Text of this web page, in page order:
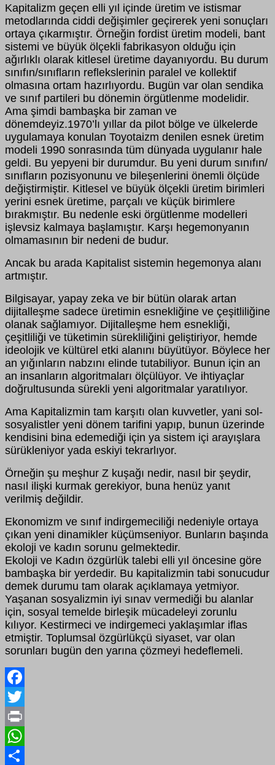
Kapitalizm geçen elli yıl içinde üretim ve istismar
metodlarında ciddi değişimler geçirerek yeni sonuçları
ortaya çıkarmıştır. Örneğin fordist üretim modeli, bant
sistemi ve büyük ölçekli fabrikasyon olduğu için
ağırlıklı olarak kitlesel üretime dayanıyordu. Bu durum
sınıfın/sınıfların reflekslerinin paralel ve kollektif
olmasına ortam hazırlıyordu. Bugün var olan sendika
ve sınıf partileri bu dönemin örgütlenme modelidir.
Ama şimdi bambaşka bir zaman ve
dönemdeyiz.1970’lı yıllar da pilot bölge ve ülkelerde
uygulamaya konulan Toyotaizm denilen esnek üretim
modeli 1990 sonrasında tüm dünyada uygulanır hale
geldi. Bu yepyeni bir durumdur. Bu yeni durum sınıfın/
sınıfların pozisyonunu ve bileşenlerini önemli ölçüde
değiştirmiştir. Kitlesel ve büyük ölçekli üretim birimleri
yerini esnek üretime, parçalı ve küçük birimlere
bırakmıştır. Bu nedenle eski örgütlenme modelleri
işlevsiz kalmaya başlamıştır. Karşı hegemonyanın
olmamasının bir nedeni de budur.
Ancak bu arada Kapitalist sistemin hegemonya alanı
artmıştır.
Bilgisayar, yapay zeka ve bir bütün olarak artan
dijitalleşme sadece üretimin esnekliğine ve çeşitliliğine
olanak sağlamıyor. Dijitalleşme hem esnekliği,
çeşitliliği ve tüketimin sürekliliğini geliştiriyor, hemde
ideolojik ve kültürel etki alanını büyütüyor. Böylece her
an yığınların nabzını elinde tutabiliyor. Bunun için an
an insanların algoritmaları ölçülüyor. Ve ihtiyaçlar
doğrultusunda sürekli yeni algoritmalar yaratılıyor.
Ama Kapitalizmin tam karşıtı olan kuvvetler, yani sol-
sosyalistler yeni dönem tarifini yapıp, bunun üzerinde
kendisini bina edemediği için ya sistem içi arayışlara
sürükleniyor yada eskiyi tekrarlıyor.
Örneğin şu meşhur Z kuşağı nedir, nasıl bir şeydir,
nasıl ilişki kurmak gerekiyor, buna henüz yanıt
verilmiş değildir.
Ekonomizm ve sınıf indirgemeciliği nedeniyle ortaya
çıkan yeni dinamikler küçümseniyor. Bunların başında
ekoloji ve kadın sorunu gelmektedir.
Ekoloji ve Kadın özgürlük talebi elli yıl öncesine göre
bambaşka bir yerdedir. Bu kapitalizmin tabi sonucudur
demek durumu tam olarak açıklamaya yetmiyor.
Yaşanan sosyalizmin iyi sınav vermediği bu alanlar
için, sosyal temelde birleşik mücadeleyi zorunlu
kılıyor. Kestirmeci ve indirgemeci yaklaşımlar iflas
etmiştir. Toplumsal özgürlükçü siyaset, var olan
sorunları bugün den yarına çözmeyi hedeflemeli.
Facebook
Twitter
Print
WhatsApp